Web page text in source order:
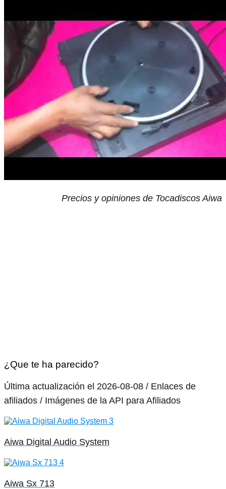
Precios y opiniones de Tocadiscos Aiwa
¿Que te ha parecido?
Última actualización el 2026-08-08 / Enlaces de
afiliados / Imágenes de la API para Afiliados
Aiwa Digital Audio System
Aiwa Sx 713